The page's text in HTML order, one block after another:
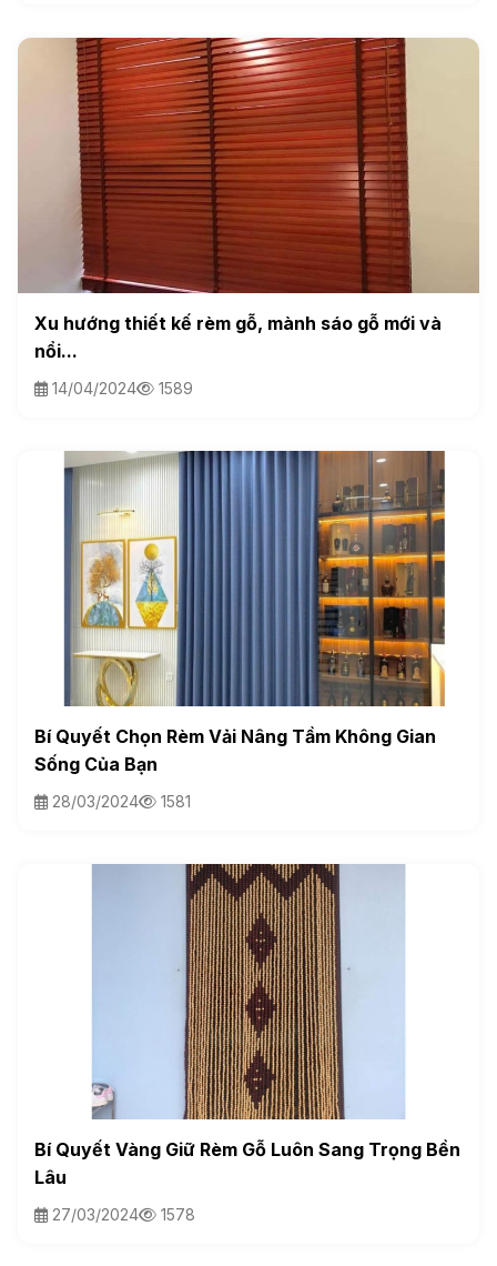
Xu hướng thiết kế rèm gỗ, mành sáo gỗ mới và
nổi...
14/04/2024 1589
Bí Quyết Chọn Rèm Vải Nâng Tầm Không Gian
Sống Của Bạn
28/03/2024 1581
Bí Quyết Vàng Giữ Rèm Gỗ Luôn Sang Trọng Bền
Lâu
27/03/2024 1578